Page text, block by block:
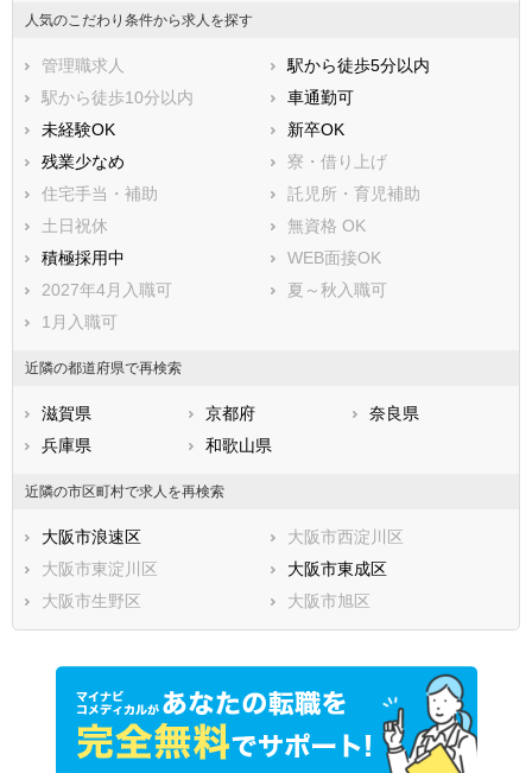
羽曳野市
摂津市
藤井寺市
東大阪市
泉南市
四條畷市
交野市
大阪狭山市
阪南市
三島郡島本町
豊能郡豊能町
泉北郡忠岡町
泉南郡熊取町
泉南郡田尻町
泉南郡岬町
南河内郡太子町
人気のこだわり条件から求人を探す
管理職求人
駅から徒歩5分以内
駅から徒歩10分以内
車通勤可
未経験OK
新卒OK
残業少なめ
寮・借り上げ
住宅手当・補助
託児所・育児補助
土日祝休
無資格 OK
積極採用中
WEB面接OK
2027年4月入職可
夏～秋入職可
1月入職可
近隣の都道府県で再検索
滋賀県 京都府
奈良県
兵庫県
和歌山県
近隣の市区町村で求人を再検索
大阪市浪速区
大阪市西淀川区
大阪市東淀川区
大阪市東成区
大阪市生野区
大阪市旭区